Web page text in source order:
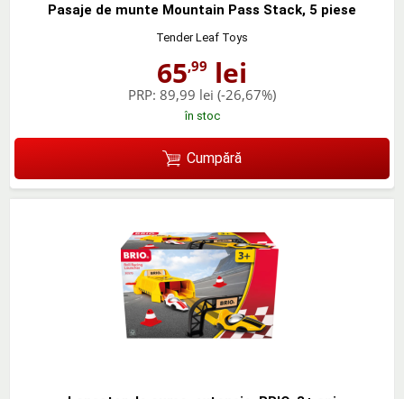
Pasaje de munte Mountain Pass Stack, 5 piese
Tender Leaf Toys
65,99 lei
PRP: 89,99 lei (-26,67%)
în stoc
Cumpără